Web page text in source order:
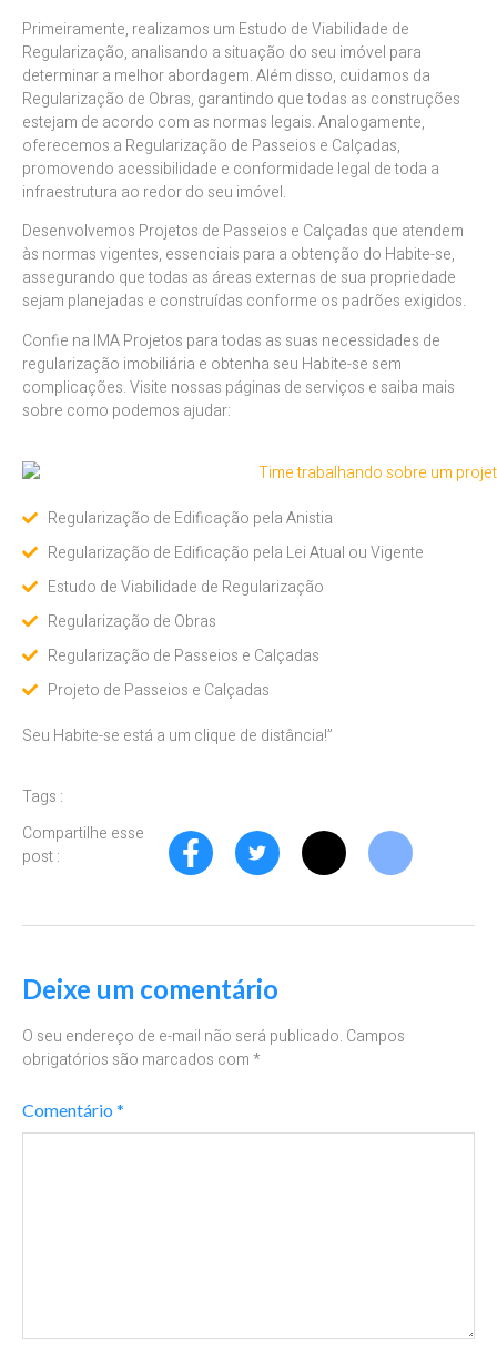
Primeiramente, realizamos um Estudo de Viabilidade de
Regularização, analisando a situação do seu imóvel para
determinar a melhor abordagem. Além disso, cuidamos da
Regularização de Obras, garantindo que todas as construções
estejam de acordo com as normas legais. Analogamente,
oferecemos a Regularização de Passeios e Calçadas,
promovendo acessibilidade e conformidade legal de toda a
infraestrutura ao redor do seu imóvel.
Desenvolvemos Projetos de Passeios e Calçadas que atendem
às normas vigentes, essenciais para a obtenção do Habite-se,
assegurando que todas as áreas externas de sua propriedade
sejam planejadas e construídas conforme os padrões exigidos.
Confie na IMA Projetos para todas as suas necessidades de
regularização imobiliária e obtenha seu Habite-se sem
complicações. Visite nossas páginas de serviços e saiba mais
sobre como podemos ajudar:
Regularização de Edificação pela Anistia
Regularização de Edificação pela Lei Atual ou Vigente
Estudo de Viabilidade de Regularização
Regularização de Obras
Regularização de Passeios e Calçadas
Projeto de Passeios e Calçadas
Seu Habite-se está a um clique de distância!”
Tags :
Compartilhe esse
post :
Deixe um comentário
O seu endereço de e-mail não será publicado. Campos
obrigatórios são marcados com*
Comentário *